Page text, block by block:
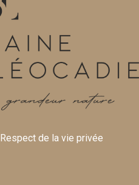
Respect de la vie privée